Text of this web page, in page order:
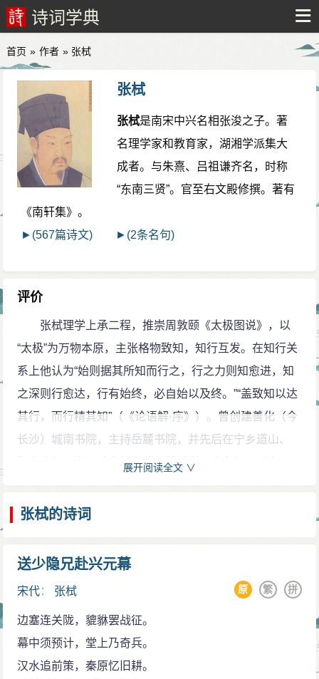
诗词学典
首页 » 作者 » 张栻
张栻
张栻是南宋中兴名相张浚之子。著
名理学家和教育家，湖湘学派集大
成者。与朱熹、吕祖谦齐名，时称
“东南三贤”。官至右文殿修撰。著有
《南轩集》。
►(567篇诗文)
►(2条名句)
评价
张栻理学上承二程，推崇周敦颐《太极图说》，以
“太极”为万物本原，主张格物致知，知行互发。在知行关
系上他认为“始则据其所知而行之，行之力则知愈进，知
之深则行愈达，行有始终，必自始以及终。”“盖致知以达
其行，而行精其知”（《论语解·序》）。曾创建善化（今
长沙）城南书院，主持岳麓书院，并先后在宁乡道山、
衡山南轩、湘潭碧泉等书院聚徒讲学，声名极一时之
皆为湖湘学派之巨子。政治上誓不与秦桧为伍，力主抗
朱熹称其“学之所就，足以名于一世”，并述他受其深
（即张栻）得衡山胡氏学，则往而从问焉。钦夫告予以
闻，余亦未之省也，退而沉思，殆忘寝食”。《宋元学
案》作者黄宗羲称理学中“湖湘学最盛”。教育方面写有大
量学记，提出办学的主张，说“岂特使子群居佚谈，但为
展开阅读全文 ∨
张栻的诗词
送少隐兄赴兴元幕
宋代： 张栻 拼
繁
原
边塞连关陇，貔貅罢战征。
幕中须预计，堂上乃奇兵。
汉水追前策，秦原忆旧耕。